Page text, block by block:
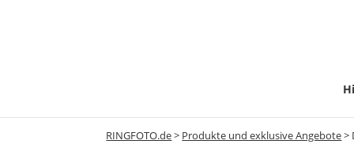
RINGFOTO.de> Produkte und exklusive Angebote>